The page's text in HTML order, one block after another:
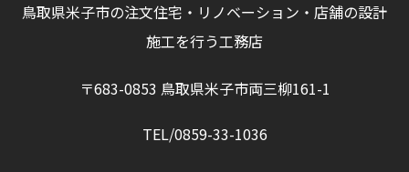
鳥取県米子市の注文住宅・リノベーション・店舗の設計
施工を行う工務店
〒683-0853 鳥取県米子市両三柳161-1
TEL/0859-33-1036